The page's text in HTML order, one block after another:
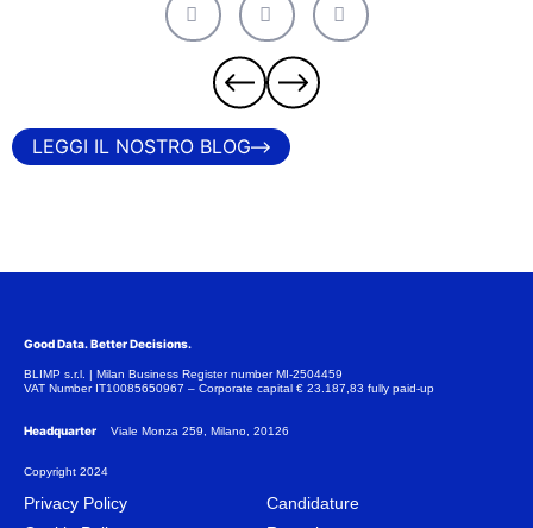
LEGGI IL NOSTRO BLOG
Good Data. Better Decisions.
BLIMP s.r.l. | Milan Business Register number MI-2504459
VAT Number IT10085650967 – Corporate capital € 23.187,83 fully paid-up
Headquarter Viale Monza 259, Milano, 20126
Copyright 2024
Privacy Policy
Candidature